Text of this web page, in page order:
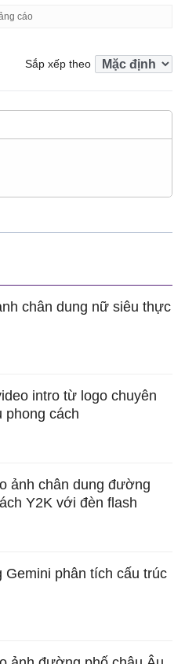
Sắp xếp theo
chân dung nữ siêu thực
intro từ logo chuyên
phong cách
ảnh chân dung đường
Y2K với đèn flash
Gemini phân tích cấu trúc